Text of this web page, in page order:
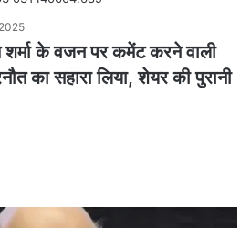
शर्मा के वजन पर कमेंट करने वाली
का सहारा लिया, शेयर की पुरानी